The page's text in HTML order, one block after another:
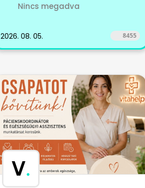
Nincs megadva
2026. 08. 05. 8455
V.